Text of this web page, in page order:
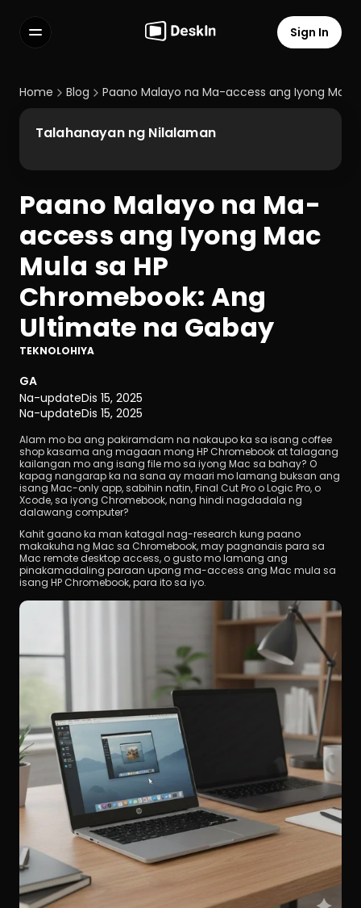
FAQs
Select Language
Terms of Service
Sign In
Home Blog Paano Malayo na Ma-access ang Iyong Mac
Paano Malayo na Ma-
access ang Iyong Mac
Mula sa HP
Chromebook: Ang
Ultimate na Gabay
TEKNOLOHIYA
GA
Na-updateDis 15, 2025
Na-updateDis 15, 2025
Alam mo ba ang pakiramdam na nakaupo ka sa isang coffee
shop kasama ang magaan mong HP Chromebook at talagang
kailangan mo ang isang file mo sa iyong Mac sa bahay? O
kapag nangarap ka na sana ay maari mo lamang buksan ang
isang Mac-only app, sabihin natin, Final Cut Pro o Logic Pro, o
Xcode, sa iyong Chromebook, nang hindi nagdadala ng
dalawang computer?
Kahit gaano ka man katagal nag-research kung paano
makakuha ng Mac sa Chromebook, may pagnanais para sa
Mac remote desktop access, o gusto mo lamang ang
pinakamadaling paraan upang ma-access ang Mac mula sa
isang HP Chromebook, para ito sa iyo.
Talahanayan ng Nilalaman
I-download